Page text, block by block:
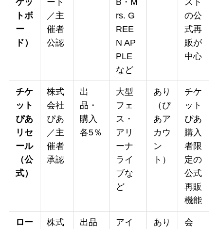
ケッ
トボ
ー
ド）
ート
／主
催者
公認
B・M
rs. G
REE
N AP
PLE
など
スト
の公
式再
販が
中心
チケ
ット
ぴあ
リセ
ール
（公
式）
株式
会社
ぴあ
／主
催者
承認
出
品・
購入
各5％
大型
フェ
ス・
アリ
ーナ
ライ
ブな
ど
あり
（ぴ
あア
カウ
ン
ト）
チケ
ット
ぴあ
購入
者限
定の
公式
再販
機能
ロー
株式
出品
アイ
あり
会